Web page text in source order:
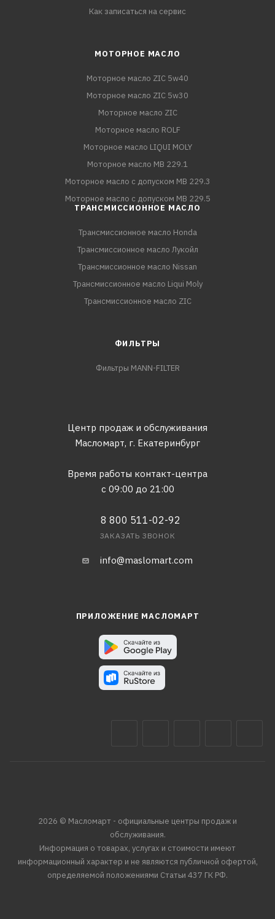
Как записаться на сервис
МОТОРНОЕ МАСЛО
Моторное масло ZIC 5w40
Моторное масло ZIC 5w30
Моторное масло ZIC
Моторное масло ROLF
Моторное масло LIQUI MOLY
Моторное масло MB 229.1
Моторное масло с допуском MB 229.3
Моторное масло с допуском MB 229.5
ТРАНСМИССИОННОЕ МАСЛО
Трансмиссионное масло Honda
Трансмиссионное масло Лукойл
Трансмиссионное масло Nissan
Трансмиссионное масло Liqui Moly
Трансмиссионное масло ZIC
ФИЛЬТРЫ
Фильтры MANN-FILTER
Центр продаж и обслуживания
Масломарт, г. Екатеринбург
Время работы контакт-центра
с 09:00 до 21:00
8 800 511-02-92
ЗАКАЗАТЬ ЗВОНОК
info@maslomart.com
ПРИЛОЖЕНИЕ МАСЛОМАРТ
2026 © Масломарт - официальные центры продаж и
обслуживания.
Информация о товарах, услугах и стоимости имеют
информационный характер и не являются публичной офертой,
определяемой положениями Статьи 437 ГК РФ.